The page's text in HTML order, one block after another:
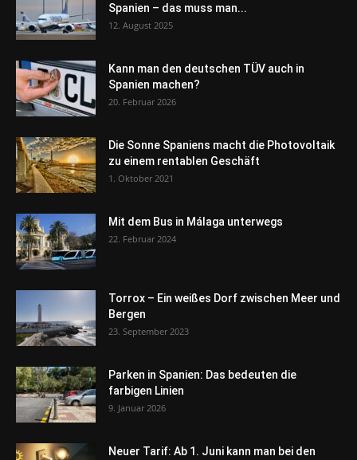
Spanien – das muss man...
12. August 2025
Kann man den deutschen TÜV auch in
Spanien machen?
20. Februar 2026
Die Sonne Spaniens macht die Photovoltaik
zu einem rentablen Geschäft
1. Oktober 2021
Mit dem Bus in Málaga unterwegs
22. Februar 2024
Torrox – Ein weißes Dorf zwischen Meer und
Bergen
23. September 2023
Parken in Spanien: Das bedeuten die
farbigen Linien
9. Januar 2026
Neuer Tarif: Ab 1. Juni kann man bei den